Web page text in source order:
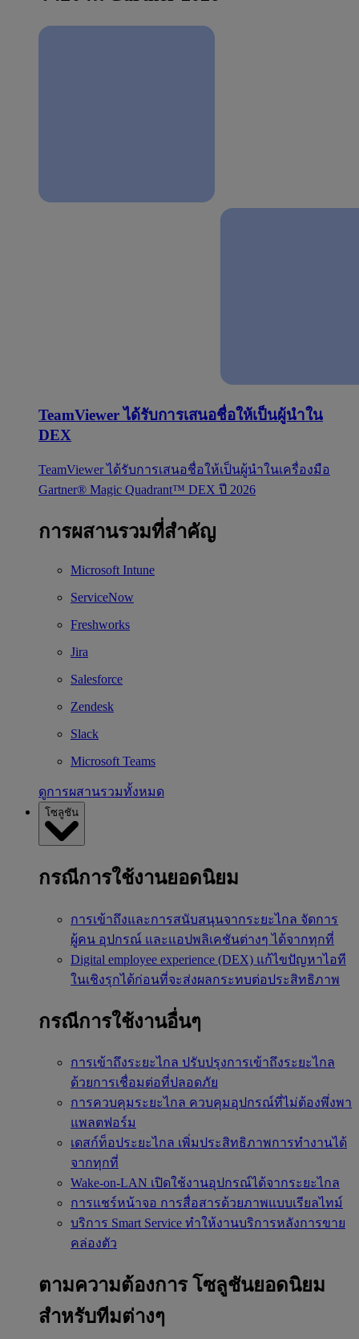
TeamViewer ได้รับการเสนอชื่อให้เป็นผู้นำใน
DEX
TeamViewer ได้รับการเสนอชื่อให้เป็นผู้นำในเครื่องมือ
Gartner® Magic Quadrant™ DEX ปี 2026
การผสานรวมที่สำคัญ
Microsoft Intune
ServiceNow
Freshworks
Jira
Salesforce
Zendesk
Slack
Microsoft Teams
ดูการผสานรวมทั้งหมด
โซลูชัน
กรณีการใช้งานยอดนิยม
การเข้าถึงและการสนับสนุนจากระยะไกล จัดการ
ผู้คน อุปกรณ์ และแอปพลิเคชันต่างๆ ได้จากทุกที่
Digital employee experience (DEX) แก้ไขปัญหาไอที
ในเชิงรุกได้ก่อนที่จะส่งผลกระทบต่อประสิทธิภาพ
กรณีการใช้งานอื่นๆ
การเข้าถึงระยะไกล ปรับปรุงการเข้าถึงระยะไกล
ด้วยการเชื่อมต่อที่ปลอดภัย
การควบคุมระยะไกล ควบคุมอุปกรณ์ที่ไม่ต้องพึ่งพา
แพลตฟอร์ม
เดสก์ท็อประยะไกล เพิ่มประสิทธิภาพการทำงานได้
จากทุกที่
Wake-on-LAN เปิดใช้งานอุปกรณ์ได้จากระยะไกล
การแชร์หน้าจอ การสื่อสารด้วยภาพแบบเรียลไทม์
บริการ Smart Service ทำให้งานบริการหลังการขาย
คล่องตัว
ตามความต้องการ โซลูชันยอดนิยม
สำหรับทีมต่างๆ